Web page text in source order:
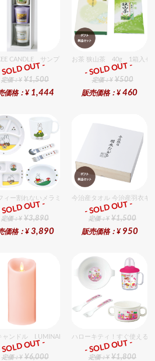
ンブラーグラスギフトセット（2個入り）
CANDLE サンプラー3個・ホルダーセット グ
ギフト
定価：¥ ¥1,500
価格：¥ 1,444
OUT -
お茶 狭山茶 40g 1箱入セ
ギフト
定価：¥ ¥500
販売価格：¥ 460
- SOLD OUT -
ンビグラスギフトセット（2個入り）
ィー割れないメラミン食器セット セット販売商品で
ギフト
定価：¥ ¥3,890
価格：¥ 3,890
OUT -
今治産タオル 今治産羽衣
ギフト
定価：¥ ¥1,500
販売価格：¥ 950
- SOLD OUT -
ャンドル LUMINARA（ルミナラ） ピンク ピラ
ギフト
定価：¥ ¥6,000
OUT -
ハローキティ！すぐ使える
ギフト
定価：¥ ¥1,800
- SOLD OUT -